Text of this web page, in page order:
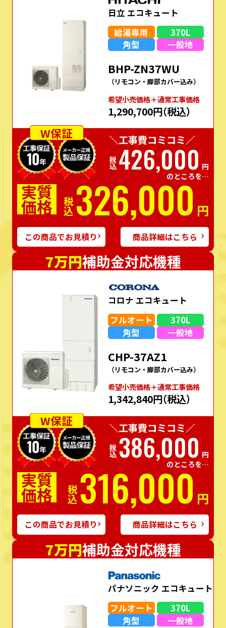
日立 エコキュート
給湯専用
370L
角型
一般地
BHP-ZN37WU
（リモコン・脚部カバー込み）
希望⼩売価格＋通常⼯事価格
1,290,700円（税込）
W保証
＼工事費コミコミ／
税込426,000 円
のところを…
実質
価格 税込326,000 円
この商品でお見積り 商品詳細はこちら
7万円補助金対応機種
コロナ エコキュート
フルオート
370L
角型
一般地
CHP-37AZ1
（リモコン・脚部カバー込み）
希望⼩売価格＋通常⼯事価格
1,342,840円（税込）
W保証
＼工事費コミコミ／
税込 386,000 円
のところを…
実質
価格 税込316,000 円
この商品でお見積り 商品詳細はこちら
7万円補助金対応機種
パナソニック エコキュート
フルオート
370L
角型
一般地